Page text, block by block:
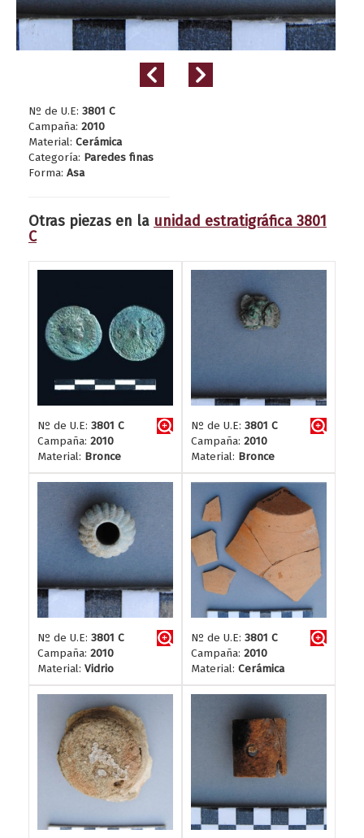
Nº de U.E: 3801 C
Campaña: 2010
Material: Cerámica
Categoría: Paredes finas
Forma: Asa
Otras piezas en la unidad estratigráfica 3801
C
Nº de U.E: 3801 C
Campaña: 2010
Material: Bronce
Nº de U.E: 3801 C
Campaña: 2010
Material: Bronce
Nº de U.E: 3801 C
Campaña: 2010
Material: Vidrio
Nº de U.E: 3801 C
Campaña: 2010
Material: Cerámica